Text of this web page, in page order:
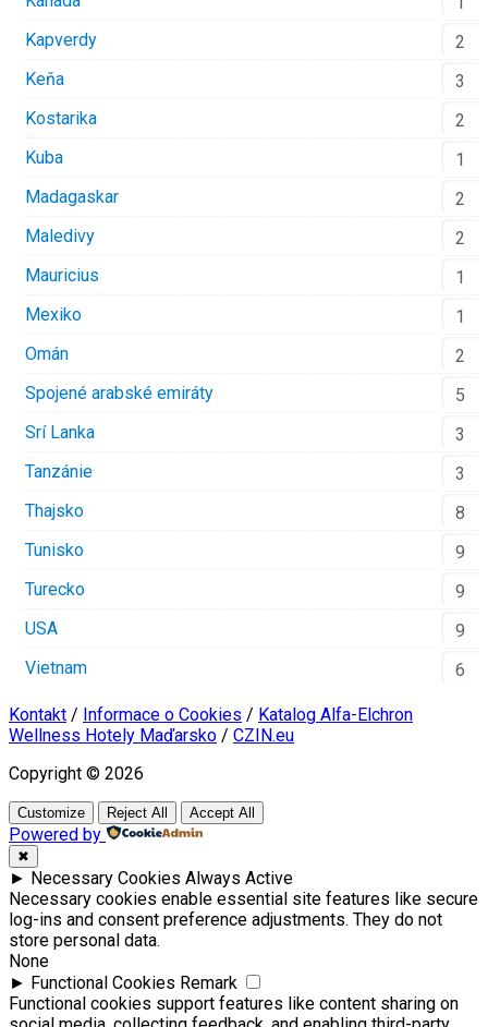
Kapverdy
2
Keňa
3
Kostarika
2
Kuba
1
Madagaskar
2
Maledivy
2
Mauricius
1
Mexiko
1
Omán
2
Spojené arabské emiráty
5
Srí Lanka
3
Tanzánie
3
Thajsko
8
Tunisko
9
Turecko
9
USA
9
Vietnam
6
Kontakt / Informace o Cookies / Katalog Alfa-Elchron
Wellness Hotely Maďarsko / CZIN.eu
Copyright © 2026
Customize Reject All Accept All
Powered by
✖
► Necessary Cookies Always Active
Necessary cookies enable essential site features like secure
log-ins and consent preference adjustments. They do not
store personal data.
None
► Functional Cookies Remark
Functional cookies support features like content sharing on